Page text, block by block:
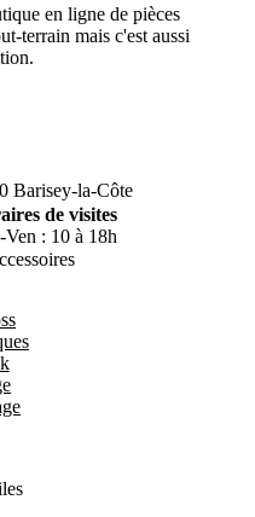
en ligne de pièces
terrain mais c'est aussi
Barisey-la-Côte
de visites
: 10 à 18h